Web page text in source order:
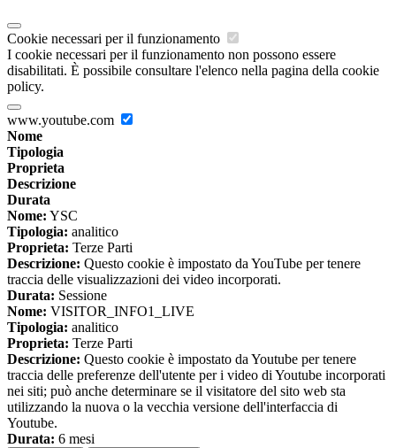
Cookie necessari per il funzionamento
I cookie necessari per il funzionamento non possono essere
disabilitati. È possibile consultare l'elenco nella pagina della cookie
policy.
www.youtube.com
Nome
Tipologia
Proprieta
Descrizione
Durata
Nome: YSC
Tipologia: analitico
Proprieta: Terze Parti
Descrizione: Questo cookie è impostato da YouTube per tenere
traccia delle visualizzazioni dei video incorporati.
Durata: Sessione
Nome: VISITOR_INFO1_LIVE
Tipologia: analitico
Proprieta: Terze Parti
Descrizione: Questo cookie è impostato da Youtube per tenere
traccia delle preferenze dell'utente per i video di Youtube incorporati
nei siti; può anche determinare se il visitatore del sito web sta
utilizzando la nuova o la vecchia versione dell'interfaccia di
Youtube.
Durata: 6 mesi